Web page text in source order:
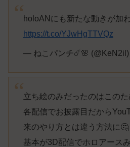
holoANにも新たな動きが加
https://t.co/YJwHgTTVQz
— ねこパンチ☄️🌸 (@KeN2il)
立ち絵のみだったのはこの
各配信でお披露目だから
来のやり方とは違う方法に🤔
基本が3D配信でホロアース